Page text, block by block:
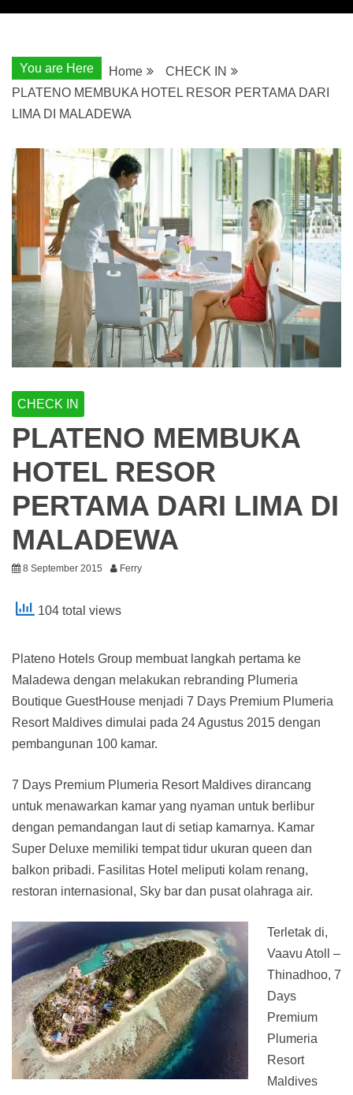
You are Here Home
CHECK IN
PLATENO MEMBUKA HOTEL RESOR PERTAMA DARI
LIMA DI MALADEWA
CHECK IN
PLATENO MEMBUKA
HOTEL RESOR
PERTAMA DARI LIMA DI
MALADEWA
8 September 2015 Ferry
104 total views
Plateno Hotels Group membuat langkah pertama ke
Maladewa dengan melakukan rebranding Plumeria
Boutique GuestHouse menjadi 7 Days Premium Plumeria
Resort Maldives dimulai pada 24 Agustus 2015 dengan
pembangunan 100 kamar.
7 Days Premium Plumeria Resort Maldives dirancang
untuk menawarkan kamar yang nyaman untuk berlibur
dengan pemandangan laut di setiap kamarnya. Kamar
Super Deluxe memiliki tempat tidur ukuran queen dan
balkon pribadi. Fasilitas Hotel meliputi kolam renang,
restoran internasional, Sky bar dan pusat olahraga air.
Terletak di,
Vaavu Atoll –
Thinadhoo, 7
Days
Premium
Plumeria
Resort
Maldives